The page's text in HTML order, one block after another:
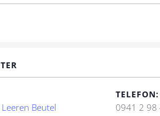
Beutel
TELEFON:
0941 2 98